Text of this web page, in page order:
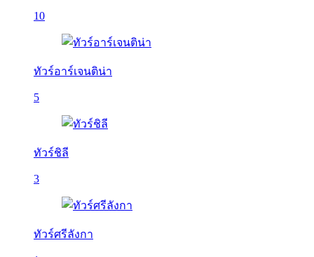
10
ทัวร์อาร์เจนติน่า
5
ทัวร์ชิลี
3
ทัวร์ศรีลังกา